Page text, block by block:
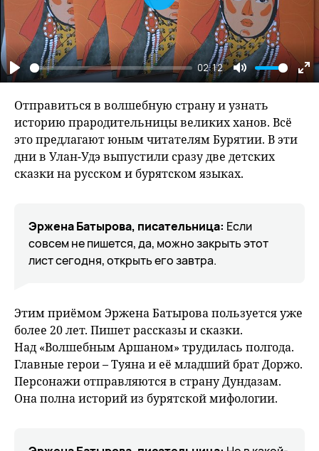
Play
02:12
Mute
Play
Отправиться в волшебную страну и узнать
историю прародительницы великих ханов. Всё
это предлагают юным читателям Бурятии. В эти
дни в Улан-Удэ выпустили сразу две детских
сказки на русском и бурятском языках.
Эржена Батырова, писательница: Если
совсем не пишется, да, можно закрыть этот
лист сегодня, открыть его завтра.
Этим приёмом Эржена Батырова пользуется уже
более 20 лет. Пишет рассказы и сказки.
Над «Волшебным Аршаном» трудилась полгода.
Главные герои – Туяна и её младший брат Доржо.
Персонажи отправляются в страну Дундазам.
Она полна историй из бурятской мифологии.